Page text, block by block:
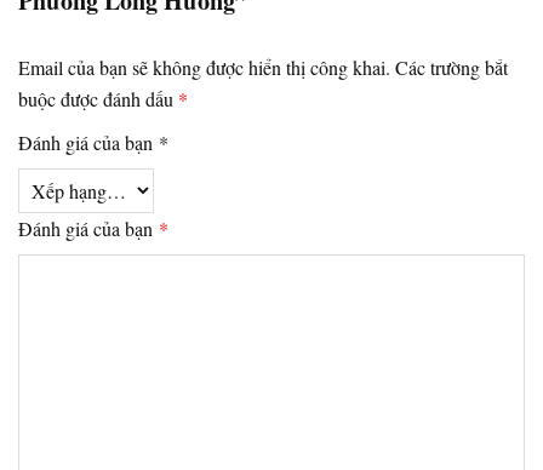
Email của bạn sẽ không được hiển thị công khai. Các trường bắt
buộc được đánh dấu *
Đánh giá của bạn *
Đánh giá của bạn *